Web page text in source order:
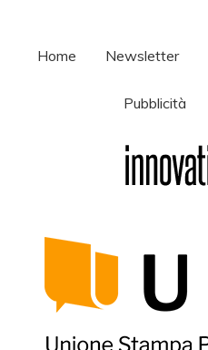
Home Newsletter
Pubblicità